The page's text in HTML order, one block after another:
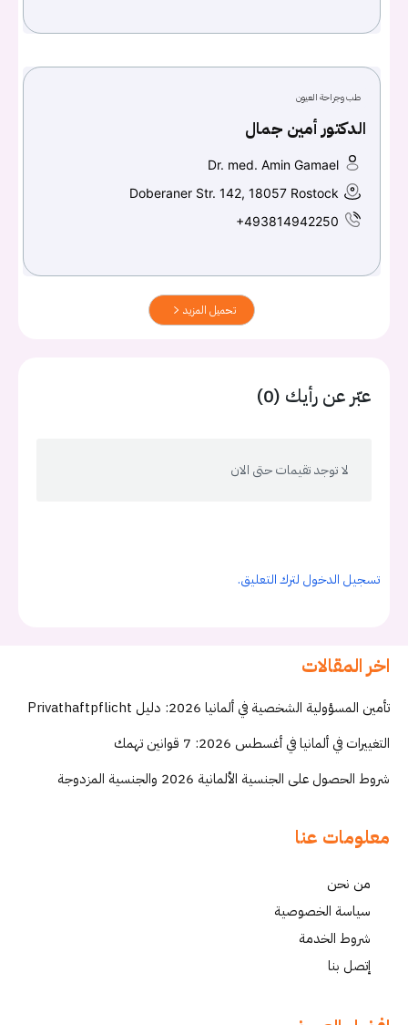
طب وجراحة العيون
الدكتور أمين جمال
Dr. med. Amin Gamael
Doberaner Str. 142, 18057 Rostock
+493814942250
تحميل المزيد
عبّر عن رأيك (0)
لا توجد تقيمات حتى الان
تسجيل الدخول لترك التعليق.
اخر المقالات
تأمين المسؤولية الشخصية في ألمانيا 2026: دليل Privathaftpflicht
التغييرات في ألمانيا في أغسطس 2026: 7 قوانين تهمك
شروط الحصول على الجنسية الألمانية 2026 والجنسية المزدوجة
معلومات عنا
من نحن
سياسة الخصوصية
شروط الخدمة
إتصل بنا